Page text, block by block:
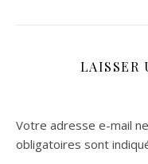
LAISSER
Votre adresse e-mail
obligatoires sont